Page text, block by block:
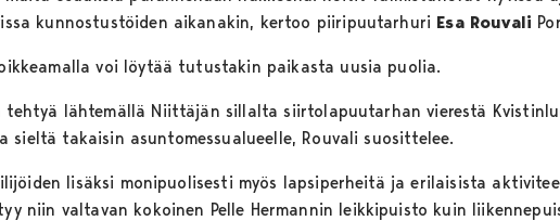
kunnostustöiden aikanakin, kertoo piiripuutarhuri Esa Rouvali
voi löytää tutustakin paikasta uusia puolia.
tehtyä lähtemällä Niittäjän sillalta siirtolapuutarhan vierestä
sieltä takaisin asuntomessualueelle, Rouvali suosittelee.
lisäksi monipuolisesti myös lapsiperheitä ja erilaisista
niin valtavan kokoinen Pelle Hermannin leikkipuisto kuin